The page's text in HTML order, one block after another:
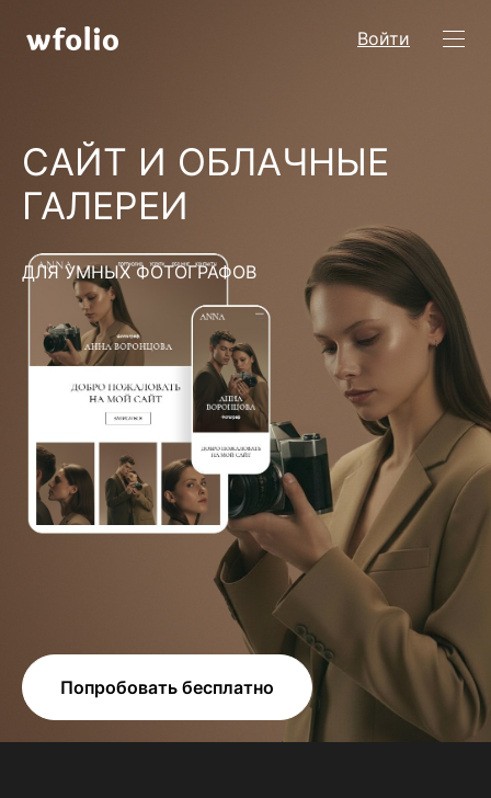
Войти
САЙТ И ОБЛАЧНЫЕ
ГАЛЕРЕИ
ДЛЯ УМНЫХ ФОТОГРАФОВ
Попробовать бесплатно